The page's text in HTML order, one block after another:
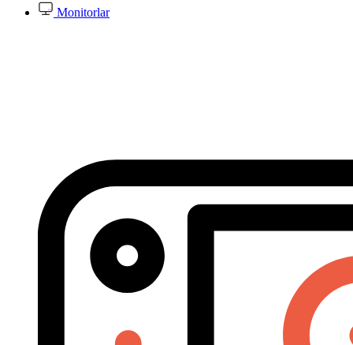
Monitorlar